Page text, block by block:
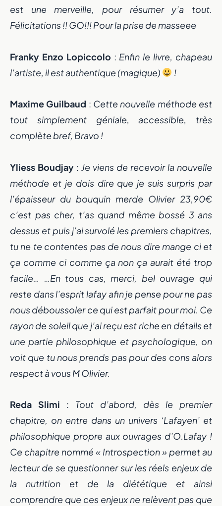
est une merveille, pour résumer y’a tout.
Félicitations !! GO!!! Pour la prise de masseee
Franky Enzo Lopiccolo : Enfin le livre, chapeau
l’artiste, il est authentique (magique)
!
Maxime Guilbaud : Cette nouvelle méthode est
tout simplement géniale, accessible, très
complète bref, Bravo !
Yliess Boudjay : Je viens de recevoir la nouvelle
méthode et je dois dire que je suis surpris par
l’épaisseur du bouquin merde Olivier 23,90€
c’est pas cher, t’as quand même bossé 3 ans
dessus et puis j’ai survolé les premiers chapitres,
tu ne te contentes pas de nous dire mange ci et
ça comme ci comme ça non ça aurait été trop
facile… …En tous cas, merci, bel ouvrage qui
reste dans l’esprit lafay afin je pense pour ne pas
nous déboussoler ce qui est parfait pour moi. Ce
rayon de soleil que j’ai reçu est riche en détails et
une partie philosophique et psychologique, on
voit que tu nous prends pas pour des cons alors
respect à vous M Olivier.
Reda Slimi : Tout d’abord, dès le premier
chapitre, on entre dans un univers ‘Lafayen’ et
philosophique propre aux ouvrages d’O.Lafay !
Ce chapitre nommé « Introspection » permet au
lecteur de se questionner sur les réels enjeux de
la nutrition et de la diététique et ainsi
comprendre que ces enjeux ne relèvent pas que